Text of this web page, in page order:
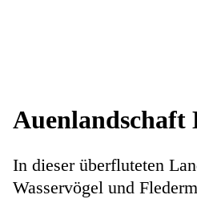
Auenlandschaft
In dieser überfluteten
Wasservögel und